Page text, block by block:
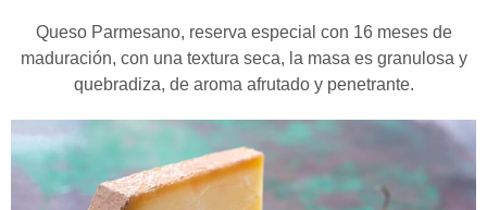
Queso Parmesano, reserva especial con 16 meses de
maduración, con una textura seca, la masa es granulosa y
quebradiza, de aroma afrutado y penetrante.